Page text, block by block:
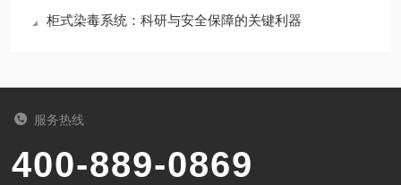
柜式染毒系统：科研与安全保障的关键利器
服务热线
400-889-0869